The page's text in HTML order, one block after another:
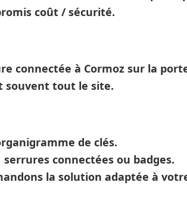
coût / sécurité.
connectée à Cormoz sur la
souvent tout le site.
de clés.
serrures connectées ou badges.
la solution adaptée à votre